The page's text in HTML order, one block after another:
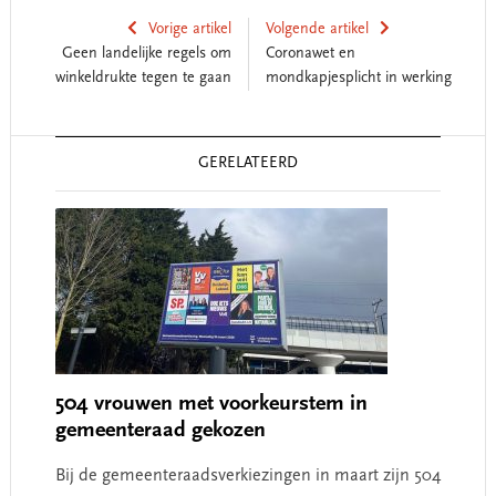
Vorige artikel
Geen landelijke regels om
winkeldrukte tegen te gaan
Volgende artikel
Coronawet en
mondkapjesplicht in werking
GERELATEERD
504 vrouwen met voorkeurstem in
gemeenteraad gekozen
Bij de gemeenteraadsverkiezingen in maart zijn 504